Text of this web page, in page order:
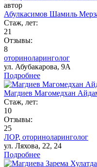
автор
Абулкасимов Шамиль
Стаж, лет:
21
Отзывы:
8
оториноларинголог
ул. Абубакарова, 9А
Подробнее
Магдиев Магомедхан
Стаж, лет:
10
Отзывы:
25
ЛОР, оториноларинголог
ул. Ляхова, 22, 24
Подробнее